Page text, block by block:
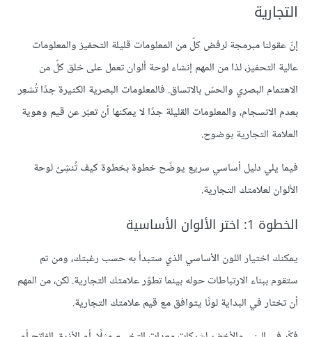
التجارية
إنّ عقولنا مبرمجة لرفض كلّ من المعلومات قليلة التحفيز والمعلومات
عالية التحفيز، لذا من المهم إنشاء لوحة ألوان تعمل على خلق كلّ من
الاهتمام البصري والحسّ بالاتساق. فالمعلومات البصرية الكثيرة جدًا تُشعِر
بعدم الانسجام، والمعلومات القليلة جدًا لا يمكنها أن تعبّر عن قيم وهوية
العلامة التجارية بوضوح.
فيما يلي دليل أساسي سريع يوضّح خطوة بخطوة كيف تُنشِئ لوحة
الألوان لعلامتك التجارية.
الخطوة 1: اختر الألوان الأساسية
يمكنك اختيار اللون الأساسي الذي ستبدأ به حسب رغبتك، ومن ثم
ستقوم ببناء الارتباطات حوله بينما تطوّر علامتك التجارية. لكن، من المهم
أن تختار في البداية لونًا يتوافق مع قيم علامتك التجارية.